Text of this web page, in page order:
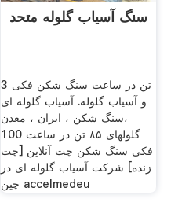
سنگ آسیاب گلوله متحد
3 تن در ساعت سنگ شکن فکی
و آسیاب گلوله. آسیاب گلوله ای
،سنگ شکن ، ایران ، معدن
گلولهای ۸۵ تن در ساعت 100
فکی سنگ شکن چت آنلاین [چت
زنده] شرکت آسیاب گلوله ای در
چین accelmedeu